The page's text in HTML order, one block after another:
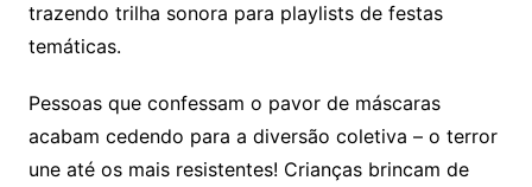
trazendo trilha sonora para playlists de festas
temáticas.
Pessoas que confessam o pavor de máscaras
acabam cedendo para a diversão coletiva – o terror
une até os mais resistentes! Crianças brincam de